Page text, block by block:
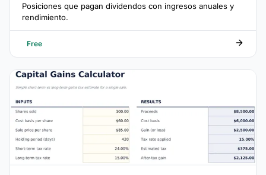
Posiciones que pagan dividendos con ingresos anuales y
rendimiento.
Free